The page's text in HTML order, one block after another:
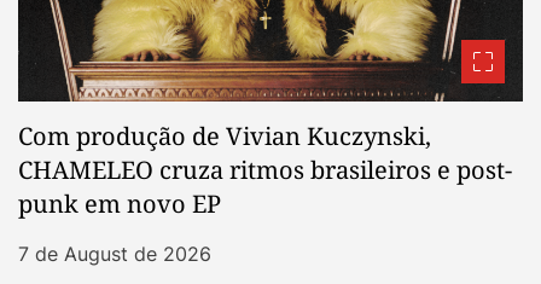
Com produção de Vivian Kuczynski,
CHAMELEO cruza ritmos brasileiros e post-
punk em novo EP
7 de August de 2026